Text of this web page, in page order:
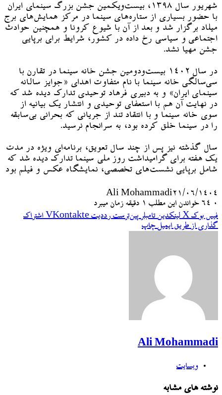
شهریور سال ۱۳۹۸، بیست‌ویکمین جشن بزرگ سینمای ایران
با حضور بسیاری از ستاره‌های سینما در مرکز همایش‌های برج
میلاد برگزار شد و بعد از آن با شیوع کرونا و همچنین حوادث
اجتماعی و سیاسی رخ داده در کشور، شرایط برای برپایی
جشن مهیا نشد.
در سال ۱۴۰۲ بیست‌ودومین جشن خانه سینما در تقارن با
سی‌سالگی خانه سینما با نام متفاوت اهدای «جوایز سالانه‌
سینمای ایران» و به دبیری فرهاد توحیدی تدارک دیده شد که
در نهایت آن هم با استعفای توحیدی و انتشار یک بیانیه از
سوی خانه سینما و با انتقاد تند از جریانی که بحرانی بی‌سابقه
را در سینما خلق کرده بود، به سرانجام نرسید.
سال گذشته نیز پس از چند سال تعویق، برنامه‌ای ویژه در مدت
یک هفته برای گرامیداشت روز ملی سینما تدارک دیده شد که
شامل برپایی نشست‌های تخصصی، نمایشگاه عکس و فیلم بود
Ali Mohammadi۲۱/۰۶/۱۴۰۴
۰
خواندن این مطلب 1 دقیقه زمان میبرد
فیس بوک X لینکدین ‫تامبلر ‫پین‌ترست ‫رددیت ‫VKontakte اشتراک
گذاری از طریق ایمیل چاپ
Ali Mohammadi
وبسایت
نوشته های مشابه